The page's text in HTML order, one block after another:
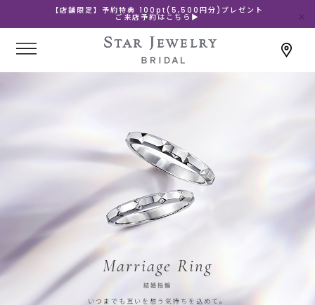
【店舗限定】予約特典 100pt(5,500円分)プレゼント
ご来店予約はこちら▶
Marriage Ring
結婚指輪
いつまでも互いを想う気持ちを込めて。